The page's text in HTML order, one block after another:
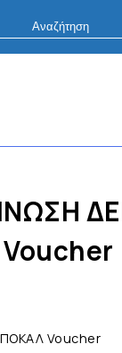
Voucher
Voucher